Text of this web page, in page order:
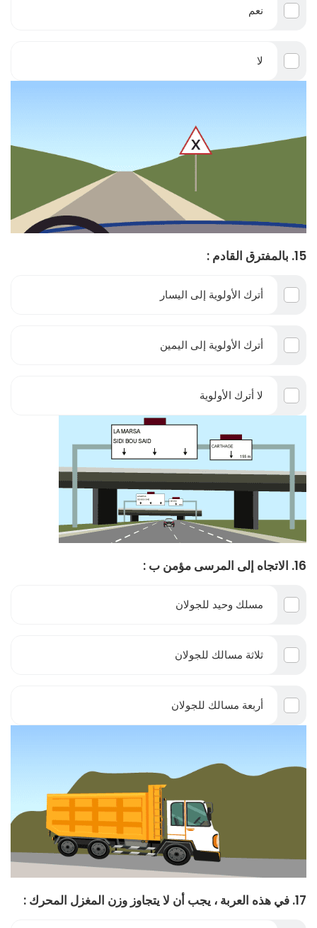
نعم
لا
15. بالمفترق القادم :
أترك الأولوية إلى اليسار
أترك الأولوية إلى اليمين
لا أترك الأولوية
16. الاتجاه إلى المرسى مؤمن ب :
مسلك وحيد للجولان
ثلاثة مسالك للجولان
أربعة مسالك للجولان
17. في هذه العربة ، يجب أن لا يتجاوز وزن المغزل المحرك :